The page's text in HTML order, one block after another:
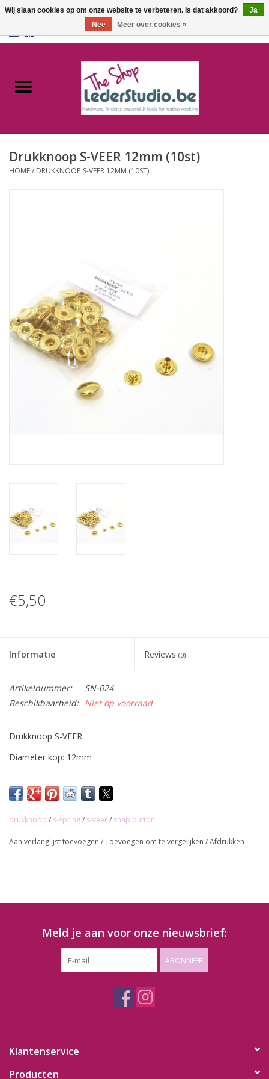
Catalogus
FAQ
Drukknoop S-VEER 12mm (10st)
HOME/ DRUKKNOOP S-VEER 12MM (10ST)
€5,50
Informatie Reviews (0)
Artikelnummer:
SN-024
Beschikbaarheid: Niet op voorraad
Drukknoop S-VEER
Diameter kop: 12mm
(prijs per 10 stuks)
drukknoop / s-spring/ s-veer/ snap button
Aan verlanglijst toevoegen /Toevoegen om te vergelijken /Afdrukken
Meld je aan voor onze nieuwsbrief:
ABONNEER
Klantenservice
Producten
Wij slaan cookies op om onze website te verbeteren. Is dat akkoord?
Ja
Nee
Meer over cookies »